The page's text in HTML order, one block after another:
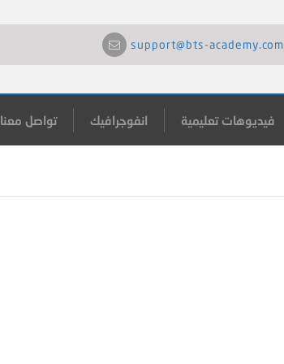
support@bts-academy.com
فيديوهات تعليمية انفوجرافيك تواصل معنا